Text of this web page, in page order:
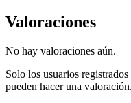
Valoraciones
No hay valoraciones aún.
Solo los usuarios
pueden hacer una valoración.